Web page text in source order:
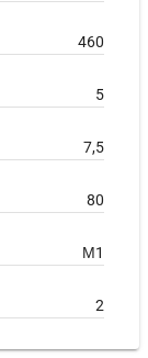
460
5
7,5
80
М1
2